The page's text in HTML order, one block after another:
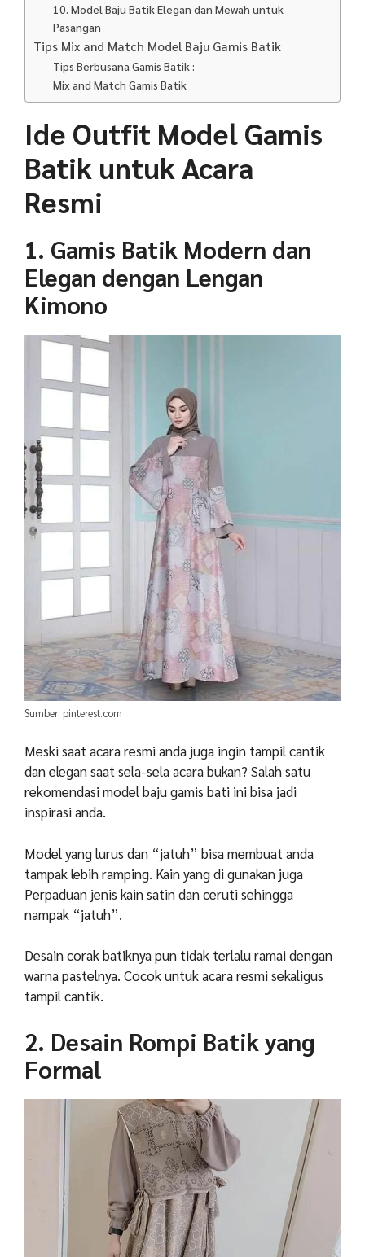
10. Model Baju Batik Elegan dan Mewah untuk
Pasangan
Tips Mix and Match Model Baju Gamis Batik
Tips Berbusana Gamis Batik :
Mix and Match Gamis Batik
Ide Outfit Model Gamis
Batik untuk Acara
Resmi
1. Gamis Batik Modern dan
Elegan dengan Lengan
Kimono
Sumber: pinterest.com
Meski saat acara resmi anda juga ingin tampil cantik
dan elegan saat sela-sela acara bukan? Salah satu
rekomendasi model baju gamis bati ini bisa jadi
inspirasi anda.
Model yang lurus dan “jatuh” bisa membuat anda
tampak lebih ramping. Kain yang di gunakan juga
Perpaduan jenis kain satin dan ceruti sehingga
nampak “jatuh”.
Desain corak batiknya pun tidak terlalu ramai dengan
warna pastelnya. Cocok untuk acara resmi sekaligus
tampil cantik.
2. Desain Rompi Batik yang
Formal